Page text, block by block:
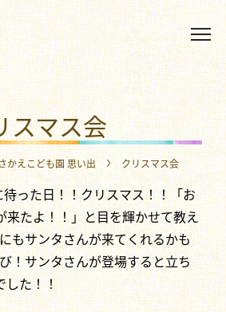
スマス会
さかえこども園 思い出 クリスマス会
った日！！クリスマス！！「お
来たよ！！」と目を輝かせて教え
もサンタさんが来てくれるかも
！サンタさんが登場すると立ち
した！！